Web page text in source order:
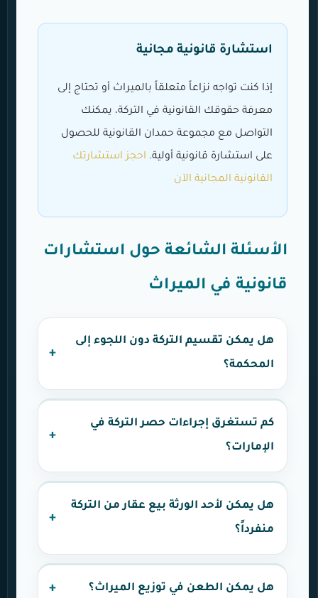
استشارة قانونية مجانية
إذا كنت تواجه نزاعاً متعلقاً بالميراث أو تحتاج إلى
معرفة حقوقك القانونية في التركة، يمكنك
التواصل مع مجموعة حمدان القانونية للحصول
على استشارة قانونية أولية. احجز استشارتك
القانونية المجانية الآن
الأسئلة الشائعة حول استشارات
قانونية في الميراث
هل يمكن تقسيم التركة دون اللجوء إلى
المحكمة؟
كم تستغرق إجراءات حصر التركة في
الإمارات؟
هل يمكن لأحد الورثة بيع عقار من التركة
منفرداً؟
هل يمكن الطعن في توزيع الميراث؟